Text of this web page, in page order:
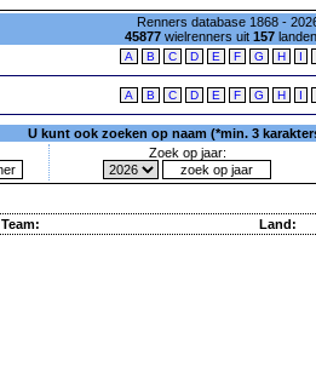
Renners database 1868 -
45877wielrenners uit 157
A B C D E F G H I
A B C D E F G H I
U kunt ook zoeken op naam (*min. 3
Zoek op jaar:
Team: Land: